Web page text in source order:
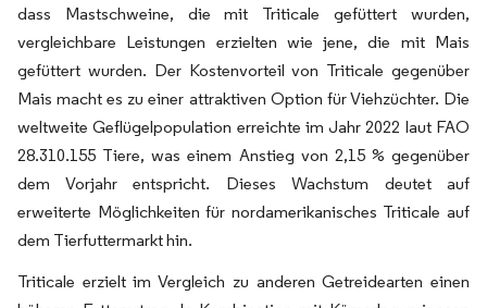
dass Mastschweine, die mit Triticale gefüttert wurden,
vergleichbare Leistungen erzielten wie jene, die mit Mais
gefüttert wurden. Der Kostenvorteil von Triticale gegenüber
Mais macht es zu einer attraktiven Option für Viehzüchter. Die
weltweite Geflügelpopulation erreichte im Jahr 2022 laut FAO
28.310.155 Tiere, was einem Anstieg von 2,15 % gegenüber
dem Vorjahr entspricht. Dieses Wachstum deutet auf
erweiterte Möglichkeiten für nordamerikanisches Triticale auf
dem Tierfuttermarkt hin.
Triticale erzielt im Vergleich zu anderen Getreidearten einen